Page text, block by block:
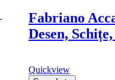
Fabriano
Desen,
Quickview